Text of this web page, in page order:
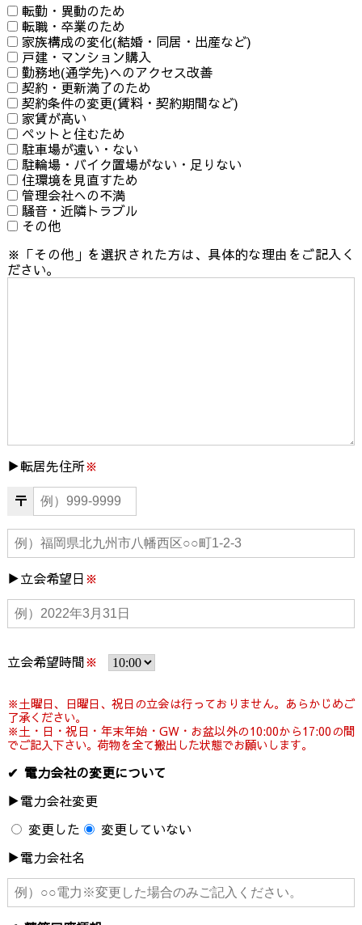
転勤・異動のため
転職・卒業のため
家族構成の変化(結婚・同居・出産など)
戸建・マンション購入
勤務地(通学先)へのアクセス改善
契約・更新満了のため
契約条件の変更(賃料・契約期間など)
家賃が高い
ペットと住むため
駐車場が遠い・ない
駐輪場・バイク置場がない・足りない
住環境を見直すため
管理会社への不満
騒音・近隣トラブル
その他
※「その他」を選択された方は、具体的な理由をご記入く
ださい。
転居先住所※
〒
立会希望日※
立会希望時間※
※土曜日、日曜日、祝日の立会は行っておりません。あらかじめご
了承ください。
※土・日・祝日・年末年始・GW・お盆以外の10:00から17:00の間
でご記入下さい。荷物を全て搬出した状態でお願いします。
電力会社の変更について
電力会社変更
変更した
変更していない
電力会社名